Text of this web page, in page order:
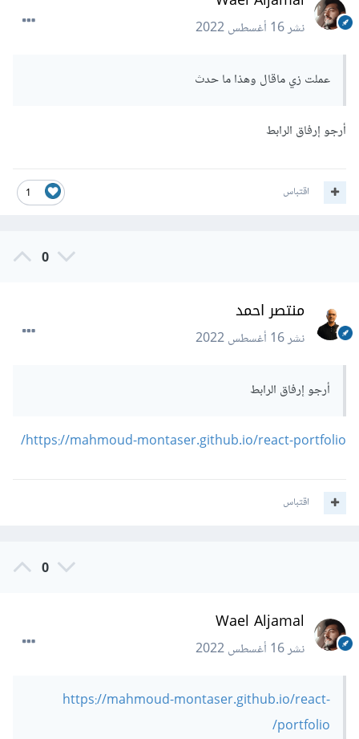
نشر16 أغسطس 2022
عملت زي ماقال وهذا ما حدث
أرجو إرفاق الرابط
1 اقتباس
0
منتصر احمد
نشر16 أغسطس 2022
أرجو إرفاق الرابط
https://mahmoud-montaser.github.io/react-portfolio/
اقتباس
0
Wael Aljamal
نشر16 أغسطس 2022
https://mahmoud-montaser.github.io/react-
portfolio/